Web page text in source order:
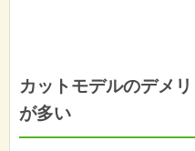
カットモデルのデメ
が多い